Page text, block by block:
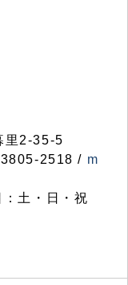
里2-35-5
2518 / m
土・日・祝